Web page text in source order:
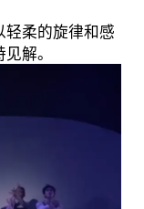
轻柔的旋律和感
解。